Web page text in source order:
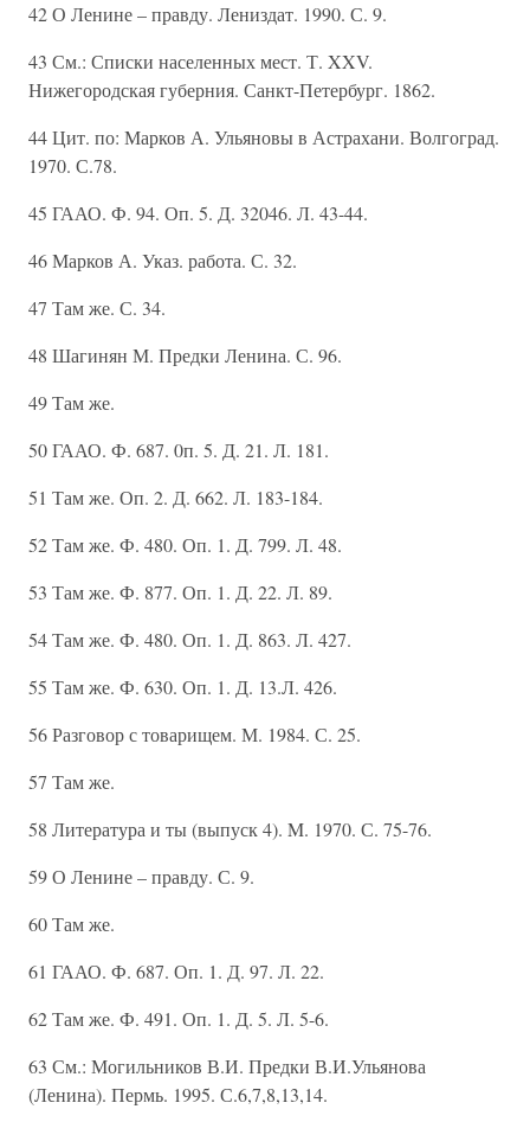
42 О Ленине – правду. Лениздат. 1990. С. 9.
43 См.: Списки населенных мест. Т. XXV.
Нижегородская губерния. Санкт-Петербург. 1862.
44 Цит. по: Марков А. Ульяновы в Астрахани. Волгоград.
1970. С.78.
45 ГААО. Ф. 94. Оп. 5. Д. 32046. Л. 43-44.
46 Марков А. Указ. работа. С. 32.
47 Там же. С. 34.
48 Шагинян М. Предки Ленина. С. 96.
49 Там же.
50 ГААО. Ф. 687. 0п. 5. Д. 21. Л. 181.
51 Там же. Оп. 2. Д. 662. Л. 183-184.
52 Там же. Ф. 480. Оп. 1. Д. 799. Л. 48.
53 Там же. Ф. 877. Оп. 1. Д. 22. Л. 89.
54 Там же. Ф. 480. Оп. 1. Д. 863. Л. 427.
55 Там же. Ф. 630. Оп. 1. Д. 13.Л. 426.
56 Разговор с товарищем. М. 1984. С. 25.
57 Там же.
58 Литература и ты (выпуск 4). M. 1970. С. 75-76.
59 О Ленине – правду. С. 9.
60 Там же.
61 ГААО. Ф. 687. Оп. 1. Д. 97. Л. 22.
62 Там же. Ф. 491. Оп. 1. Д. 5. Л. 5-6.
63 См.: Могильников В.И. Предки В.И.Ульянова
(Ленина). Пермь. 1995. С.6,7,8,13,14.